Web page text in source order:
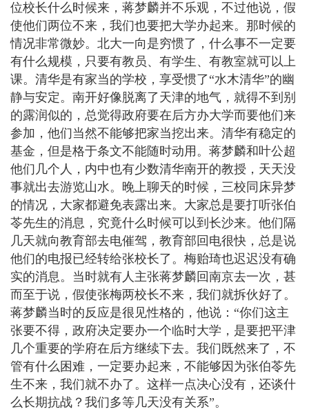
位校长什么时候来，蒋梦麟并不乐观，不过他说，假
使他们两位不来，我们也要把大学办起来。那时候的
情况非常微妙。北大一向是穷惯了，什么事不一定要
有什么规模，只要有教员、有学生、有教室就可以上
课。清华是有家当的学校，享受惯了“水木清华”的幽
静与安定。南开好像脱离了天津的地气，就得不到别
的露润似的，总觉得政府要在后方办大学而要他们来
参加，他们当然不能够把家当挖出来。清华有稳定的
基金，但是格于条文不能随时动用。蒋梦麟和叶公超
他们几个人，内中也有少数清华南开的教授，天天没
事就出去游览山水。晚上聊天的时候，三校同床异梦
的情况，大家都避免表露出来。大家总是要打听张伯
苓先生的消息，究竟什么时候可以到长沙来。他们隔
几天就向教育部去电催驾，教育部回电很快，总是说
他们的电报已经转给张校长了。梅贻琦也迟迟没有确
实的消息。当时就有人主张蒋梦麟回南京去一次，甚
而至于说，假使张梅两校长不来，我们就拆伙好了。
蒋梦麟当时的反应是很见性格的，他说：“你们这主
张要不得，政府决定要办一个临时大学，是要把平津
几个重要的学府在后方继续下去。我们既然来了，不
管有什么困难，一定要办起来，不能够因为张伯苓先
生不来，我们就不办了。这样一点决心没有，还谈什
么长期抗战？我们多等几天没有关系”。